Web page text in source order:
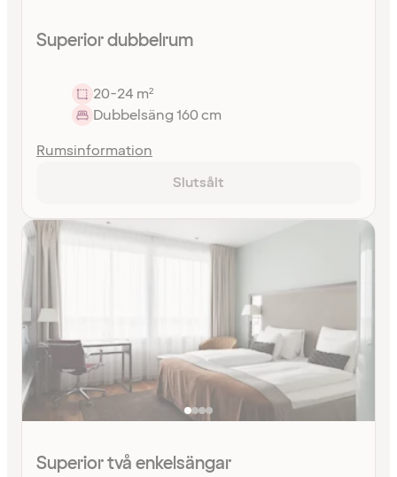
Superior dubbelrum
20-24 m²
Dubbelsäng 160 cm
Rumsinformation
Slutsålt
Superior två enkelsängar